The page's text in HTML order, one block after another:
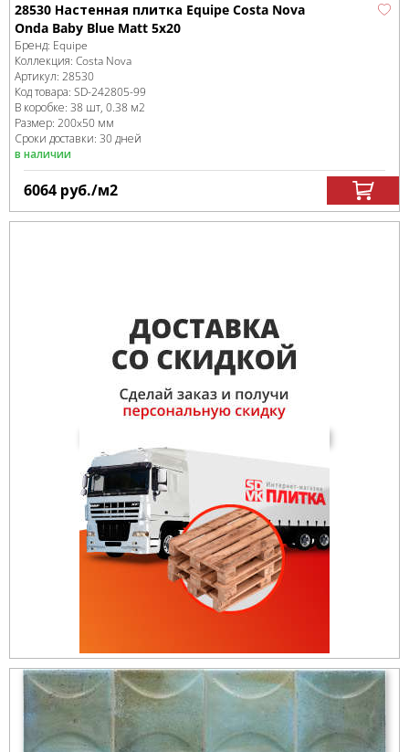
28530 Настенная плитка Equipe Costa Nova
Onda Baby Blue Matt 5x20
Бренд: Equipe
Коллекция: Costa Nova
Артикул: 28530
Код товара: SD-242805-99
В коробке: 38 шт, 0.38 м2
Размер: 200x50 мм
Сроки доставки: 30 дней
в наличии
6064 руб./м2